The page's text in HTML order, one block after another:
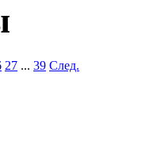
27 ... 39 След.